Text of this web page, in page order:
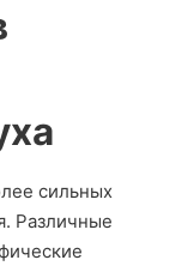
сильных
Различные